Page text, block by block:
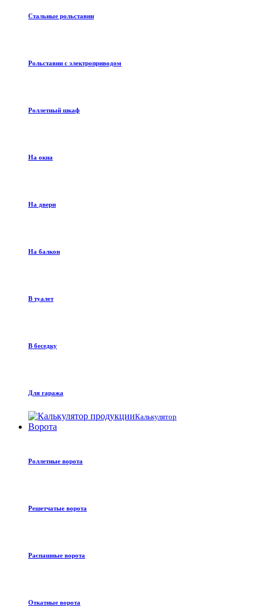
Стальные рольставни
Рольставни с электроприводом
Роллетный шкаф
На окна
На двери
На балкон
В туалет
В беседку
Для гаража
Калькулятор
Ворота
Роллетные ворота
Решетчатые ворота
Распашные ворота
Откатные ворота